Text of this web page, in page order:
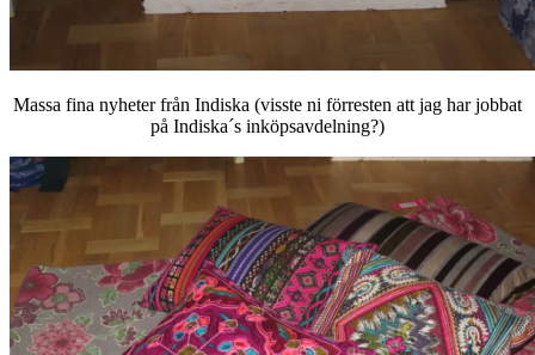
Massa fina nyheter från Indiska (visste ni förresten att jag har jobbat
på Indiska´s inköpsavdelning?)